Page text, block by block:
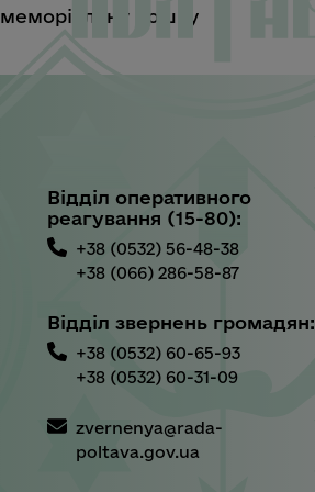
меморіальну дошку
Відділ оперативного
реагування (15-80):
+38 (0532) 56-48-38
+38 (066) 286-58-87
Відділ звернень громадян:
+38 (0532) 60-65-93
+38 (0532) 60-31-09
zvernenya@rada-
poltava.gov.ua